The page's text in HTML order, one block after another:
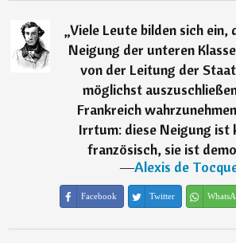
„Viele Leute bilden sich ein,
Neigung der unteren
von der Leitung der
möglichst
Frankreich
Irrtum: diese Neigung ist
französisch, sie ist
―Alexis de
Facebook Twitter